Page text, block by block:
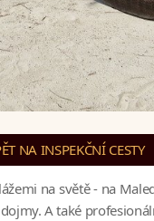
NA INSPEKČNÍ CESTY
na světě - na
A také